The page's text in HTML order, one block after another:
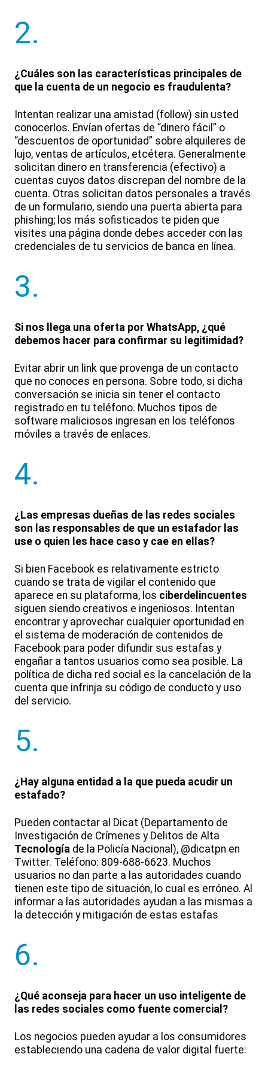
2.
¿Cuáles son las características principales de
que la cuenta de un negocio es fraudulenta?
Intentan realizar una amistad (follow) sin usted
conocerlos. Envían ofertas de “dinero fácil” o
“descuentos de oportunidad” sobre alquileres de
lujo, ventas de artículos, etcétera. Generalmente
solicitan dinero en transferencia (efectivo) a
cuentas cuyos datos discrepan del nombre de la
cuenta. Otras solicitan datos personales a través
de un formulario, siendo una puerta abierta para
phishing; los más sofisticados te piden que
visites una página donde debes acceder con las
credenciales de tu servicios de banca en línea.
3.
Si nos llega una oferta por WhatsApp, ¿qué
debemos hacer para confirmar su legitimidad?
Evitar abrir un link que provenga de un contacto
que no conoces en persona. Sobre todo, si dicha
conversación se inicia sin tener el contacto
registrado en tu teléfono. Muchos tipos de
software maliciosos ingresan en los teléfonos
móviles a través de enlaces.
4.
¿Las empresas dueñas de las redes sociales
son las responsables de que un estafador las
use o quien les hace caso y cae en ellas?
Si bien Facebook es relativamente estricto
cuando se trata de vigilar el contenido que
aparece en su plataforma, los ciberdelincuentes
siguen siendo creativos e ingeniosos. Intentan
encontrar y aprovechar cualquier oportunidad en
el sistema de moderación de contenidos de
Facebook para poder difundir sus estafas y
engañar a tantos usuarios como sea posible. La
política de dicha red social es la cancelación de la
cuenta que infrinja su código de conducto y uso
del servicio.
5.
¿Hay alguna entidad a la que pueda acudir un
estafado?
Pueden contactar al Dicat (Departamento de
Investigación de Crímenes y Delitos de Alta
Tecnología de la Policía Nacional), @dicatpn en
Twitter. Teléfono: 809-688-6623. Muchos
usuarios no dan parte a las autoridades cuando
tienen este tipo de situación, lo cual es erróneo. Al
informar a las autoridades ayudan a las mismas a
la detección y mitigación de estas estafas
6.
¿Qué aconseja para hacer un uso inteligente de
las redes sociales como fuente comercial?
Los negocios pueden ayudar a los consumidores
estableciendo una cadena de valor digital fuerte: